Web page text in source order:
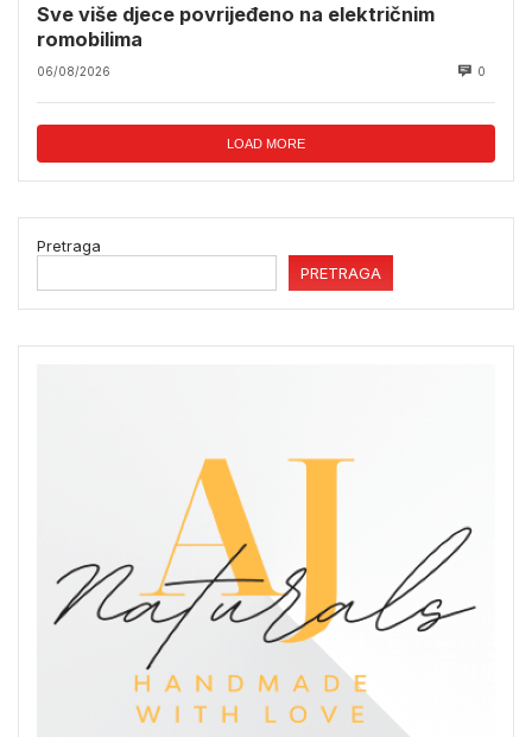
Sve više djece povrijeđeno na električnim
romobilima
06/08/2026 0
LOAD MORE
Pretraga
PRETRAGA